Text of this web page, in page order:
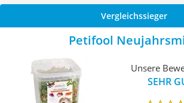
Vergleichssieger
Petifool
Unsere
SEHR